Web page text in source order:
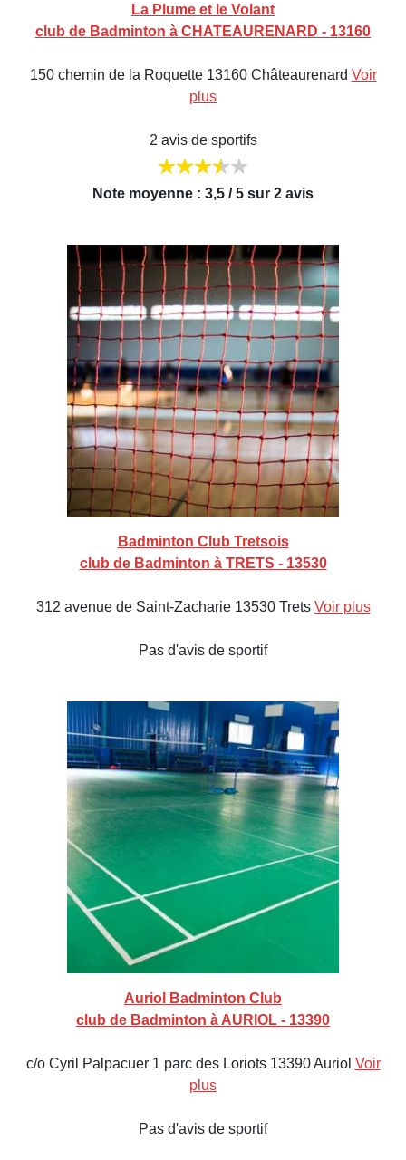
La Plume et le Volant
club de Badminton à CHATEAURENARD - 13160
150 chemin de la Roquette 13160 Châteaurenard Voir
plus
2 avis de sportifs
Note moyenne : 3,5 / 5 sur 2 avis
Badminton Club Tretsois
club de Badminton à TRETS - 13530
312 avenue de Saint-Zacharie 13530 Trets Voir plus
Pas d'avis de sportif
Auriol Badminton Club
club de Badminton à AURIOL - 13390
c/o Cyril Palpacuer 1 parc des Loriots 13390 Auriol Voir
plus
Pas d'avis de sportif